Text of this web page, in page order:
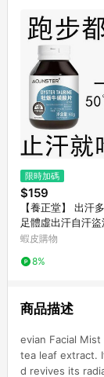
限時加碼
$159
【養正堂】 出汗
足體虛出汗自汗
氣牛磺酸
蝦皮購物
8%
商品描述
evian Facial
tea leaf extract.
d revives its